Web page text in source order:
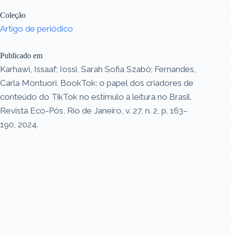
Coleção
Artigo de periódico
Publicado em
Karhawi, Issaaf; Iossi, Sarah Sofia Szabó; Fernandes,
Carla Montuori. BookTok: o papel dos criadores de
conteúdo do TikTok no estímulo à leitura no Brasil.
Revista Eco-Pós, Rio de Janeiro, v. 27, n. 2, p. 163–
190, 2024.